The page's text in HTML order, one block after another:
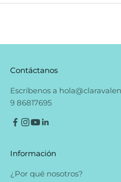
Contáctanos
Escríbenos a
9 86817695
Información
¿Por qué nosotros?